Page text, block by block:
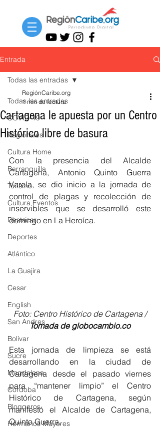
Entrada
Todas las entradas
COVID-19
Regionales
Cultura Home
Barranquilla
Turismo
Cultura Eventos
Destacar
Deportes
Atlántico
La Guajira
Cesar
English
San Andres
Bolívar
Sucre
Magdalena
Córdoba
Bloggeros
Hermanos Mayores
Todas las entradas
Cartagena le apuesta por un Centro
Histórico libre de basura
RegiónCaribe.org
1 min de lectura
Con la presencia del Alcalde
Cartagena, Antonio Quinto Guerra
Varela, se dio inicio a la jornada de
control de plagas y recolección de
inservibles que se desarrolló este
domingo en La Heroíca.
Foto: Centro Histórico de Cartagena /
Tomada de globocambio.co
Esta jornada de limpieza se está
desarrollando en la ciudad de
Cartagena desde el pasado viernes
para “mantener limpio” el Centro
Histórico de Cartagena, según
manifestó el Alcalde de Cartagena,
Quinto Guerra.